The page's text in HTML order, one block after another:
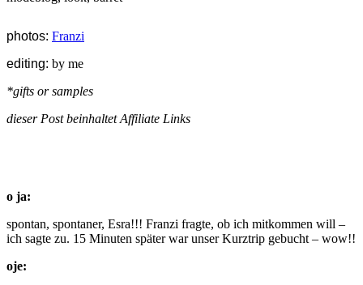
photos: Franzi
editing: by me
*gifts or samples
dieser Post beinhaltet Affiliate Links
o ja:
spontan, spontaner, Esra!!! Franzi fragte, ob ich mitkommen will –
ich sagte zu. 15 Minuten später war unser Kurztrip gebucht – wow!!
oje: